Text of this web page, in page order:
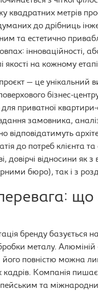
квадратних метрів
до дрібниць
та естетично
інноваційності,
якості на кожному
— це унікальний
бізнес-
приватної квартири-
замовника,
відповідатимуть
до потреб клієнта
довірчі відносини
бюро), так і з
що
бренду базується
металу.
повністю можна
кадрів. Компанія
та